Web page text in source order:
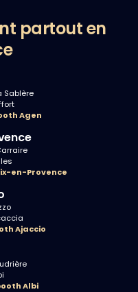
partout en
Sablère
Agen
en-Provence
Ajaccio
Albi